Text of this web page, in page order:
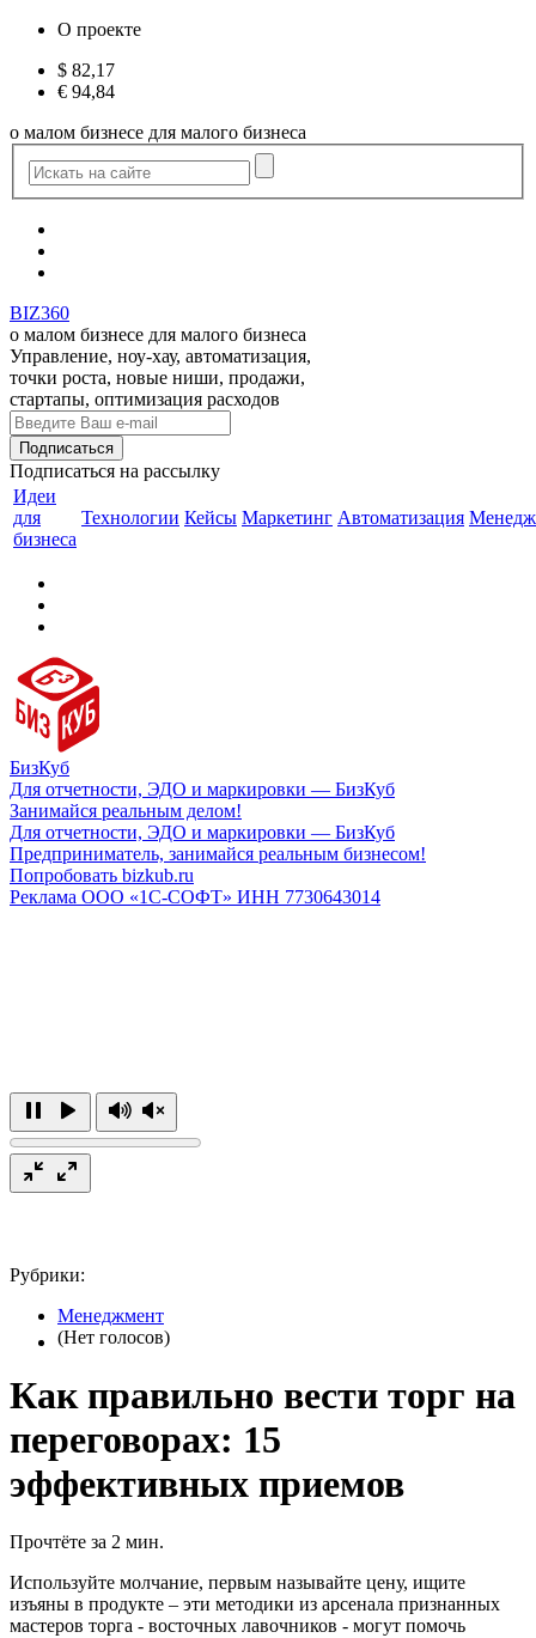
О проекте
$ 82,17
€ 94,84
о малом бизнесе для малого бизнеса
BIZ360
о малом бизнесе для малого бизнеса
Управление, ноу-хау, автоматизация,
точки роста, новые ниши, продажи,
стартапы, оптимизация расходов
Подписаться на рассылку
Идеи
для
бизнеса
Технологии Кейсы Маркетинг Автоматизация
БизКуб
Для отчетности, ЭДО и маркировки — БизКуб
Занимайся реальным делом!
Для отчетности, ЭДО и маркировки — БизКуб
Предприниматель, занимайся реальным бизнесом!
Попробовать bizkub.ru
Реклама ООО «1С-СОФТ» ИНН 7730643014
Рубрики:
Менеджмент
(Нет голосов)
Как правильно вести торг на
переговорах: 15
эффективных приемов
Прочтёте за 2 мин.
Используйте молчание, первым называйте цену, ищите
изъяны в продукте – эти методики из арсенала признанных
мастеров торга - восточных лавочников - могут помочь